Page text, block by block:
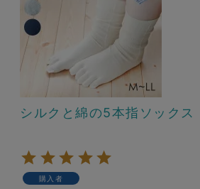
シルクと綿の5本指ソックス
購入者